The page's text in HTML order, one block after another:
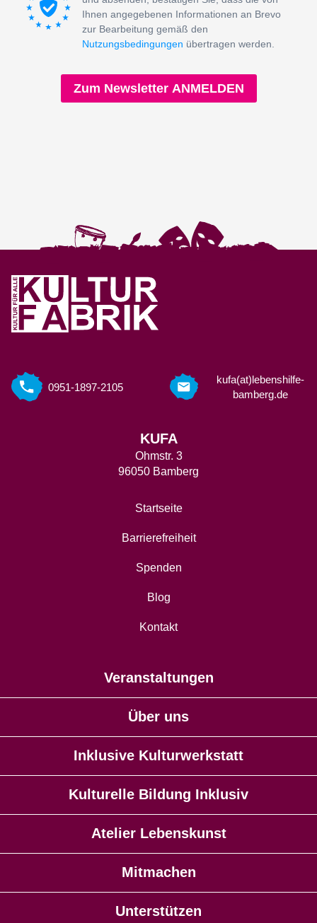
Ihnen angegebenen Informationen an Brevo
zur Bearbeitung gemäß den
Nutzungsbedingungen übertragen werden.
Zum Newsletter ANMELDEN
0951-1897-2105
kufa(at)lebenshilfe-
bamberg.de
KUFA
Ohmstr. 3
96050 Bamberg
Startseite
Barrierefreiheit
Spenden
Blog
Kontakt
Veranstaltungen
Über uns
Inklusive Kulturwerkstatt
Kulturelle Bildung Inklusiv
Atelier Lebenskunst
Mitmachen
Unterstützen